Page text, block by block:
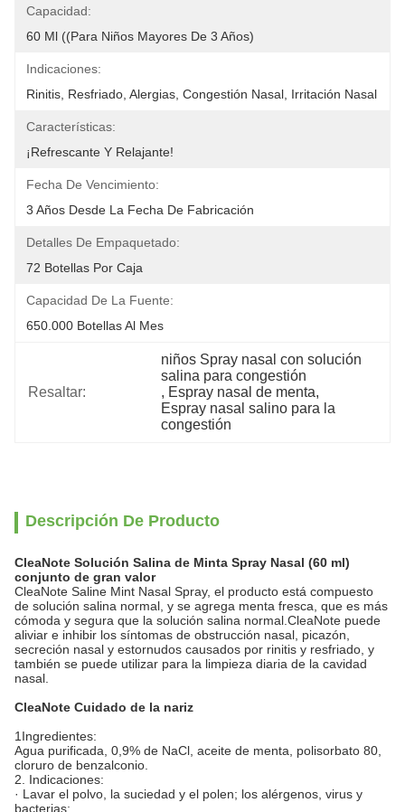
Capacidad:
60 Ml ((Para Niños Mayores De 3 Años)
Indicaciones:
Rinitis, Resfriado, Alergias, Congestión Nasal, Irritación Nasal
Características:
¡Refrescante Y Relajante!
Fecha De Vencimiento:
3 Años Desde La Fecha De Fabricación
Detalles De Empaquetado:
72 Botellas Por Caja
Capacidad De La Fuente:
650.000 Botellas Al Mes
Resaltar:
niños Spray nasal con solución
salina para congestión
, Espray nasal de menta,
Espray nasal salino para la
congestión
Descripción De Producto
CleaNote Solución Salina de Minta Spray Nasal (60 ml)
conjunto de gran valor
CleaNote Saline Mint Nasal Spray, el producto está compuesto
de solución salina normal, y se agrega menta fresca, que es más
cómoda y segura que la solución salina normal.CleaNote puede
aliviar e inhibir los síntomas de obstrucción nasal, picazón,
secreción nasal y estornudos causados por rinitis y resfriado, y
también se puede utilizar para la limpieza diaria de la cavidad
nasal.
CleaNote Cuidado de la nariz
1Ingredientes:
Agua purificada, 0,9% de NaCl, aceite de menta, polisorbato 80,
cloruro de benzalconio.
2. Indicaciones:
· Lavar el polvo, la suciedad y el polen; los alérgenos, virus y
bacterias;